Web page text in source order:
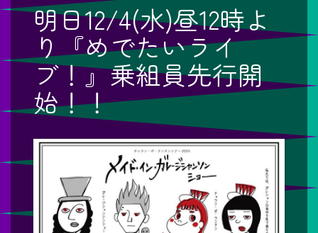
明日12/4(水)昼12時よ
り『めでたいライ
ブ！』乗組員先行開
始！！